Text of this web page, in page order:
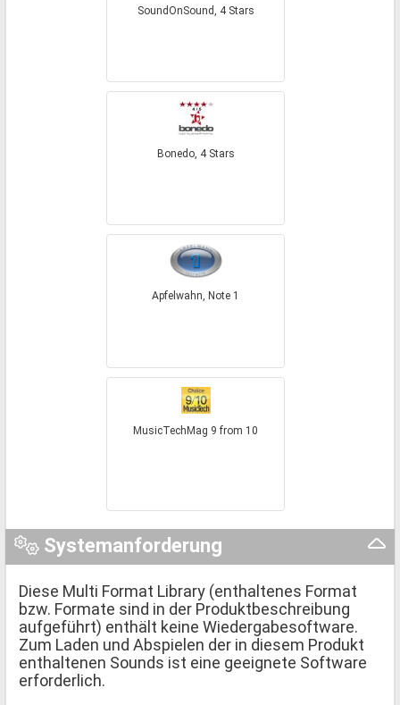
SoundOnSound, 4 Stars
Bonedo, 4 Stars
Apfelwahn, Note 1
MusicTechMag 9 from 10
Systemanforderung
Diese Multi Format Library (enthaltenes Format
bzw. Formate sind in der Produktbeschreibung
aufgeführt) enthält keine Wiedergabesoftware.
Zum Laden und Abspielen der in diesem Produkt
enthaltenen Sounds ist eine geeignete Software
erforderlich.